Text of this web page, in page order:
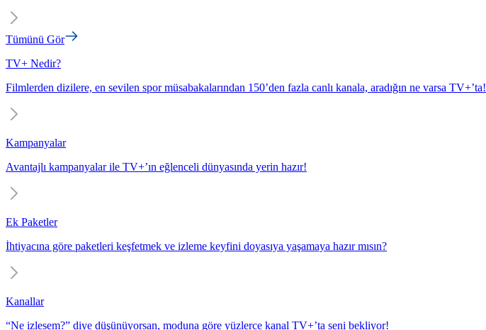
Tümünü Gör
TV+ Nedir?
Filmlerden dizilere, en sevilen spor müsabakalarından 150’den fazla canlı kanala, aradığın ne varsa TV+’ta!
Kampanyalar
Avantajlı kampanyalar ile TV+’ın eğlenceli dünyasında yerin hazır!
Ek Paketler
İhtiyacına göre paketleri keşfetmek ve izleme keyfini doyasıya yaşamaya hazır mısın?
Kanallar
“Ne izlesem?” diye düşünüyorsan, moduna göre yüzlerce kanal TV+’ta seni bekliyor!